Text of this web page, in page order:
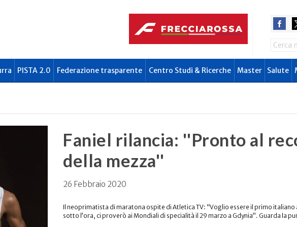
Search
PISTA 2.0 Federazione trasparente Centro Studi & Ricerche Master Salute
Faniel rilancia: ''Pronto al
della mezza''
26 Febbraio 2020
Il neoprimatista di maratona ospite di Atletica TV: “Voglio essere il primo italiano
sotto l’ora, ci proverò ai Mondiali di specialità il 29 marzo a Gdynia”. Guarda la